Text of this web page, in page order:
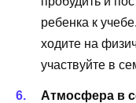
ребенка к
ходите на
участвуйте в
Атмосфера в